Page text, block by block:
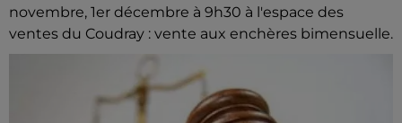
novembre, 1er décembre à 9h30 à l'espace des
ventes du Coudray : vente aux enchères bimensuelle.